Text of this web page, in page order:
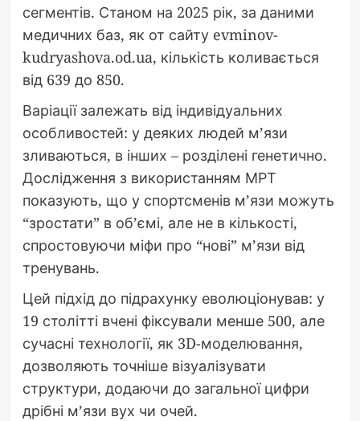
сегментів. Станом на 2025 рік, за даними
медичних баз, як от сайту evminov-
kudryashova.od.ua, кількість коливається
від 639 до 850.
Варіації залежать від індивідуальних
особливостей: у деяких людей м’язи
зливаються, в інших – розділені генетично.
Дослідження з використанням МРТ
показують, що у спортсменів м’язи можуть
“зростати” в об’ємі, але не в кількості,
спростовуючи міфи про “нові” м’язи від
тренувань.
Цей підхід до підрахунку еволюціонував: у
19 столітті вчені фіксували менше 500, але
сучасні технології, як 3D-моделювання,
дозволяють точніше візуалізувати
структури, додаючи до загальної цифри
дрібні м’язи вух чи очей.